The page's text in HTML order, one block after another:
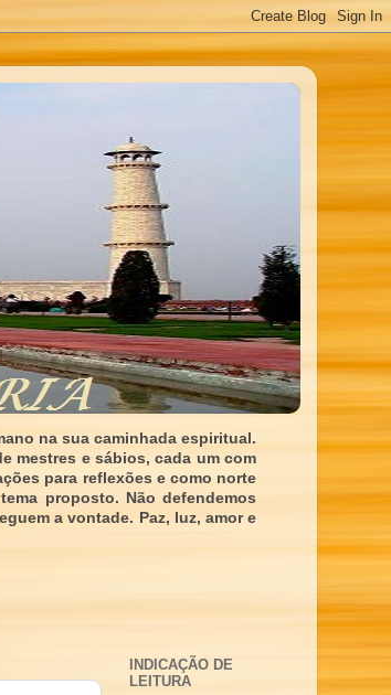
na sua caminhada espiritual.
mestres e sábios, cada um com
para reflexões e como norte
proposto. Não defendemos
a vontade. Paz, luz, amor e
INDICAÇÃO DE
LEITURA